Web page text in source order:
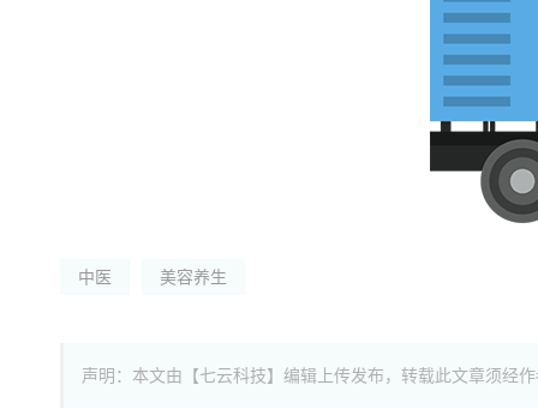
中医 美容养生
声明：本文由【七云科技】编辑上传发布，转载此文章须经